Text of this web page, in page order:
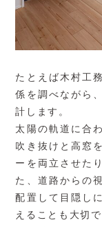
たとえば木村工
係を調べながら
計します。
太陽の軌道に合
吹き抜けと高窓
ーを両立させた
た、道路からの
配置して目隠し
えることも大切で